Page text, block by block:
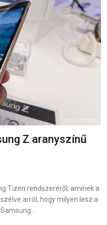
Z aranyszínű
Tizen rendszeréről, aminek a
arról, hogy milyen lesz a